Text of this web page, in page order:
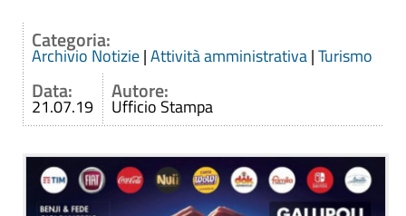
Categoria:
Archivio Notizie|Attività amministrativa|Turismo
Data:
21.07.19
Autore:
Ufficio Stampa